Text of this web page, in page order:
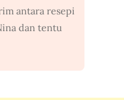
antara resepi
dan tentu